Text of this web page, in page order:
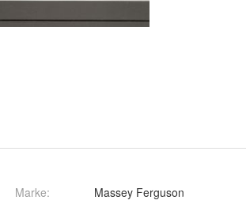
Marke: Massey Ferguson